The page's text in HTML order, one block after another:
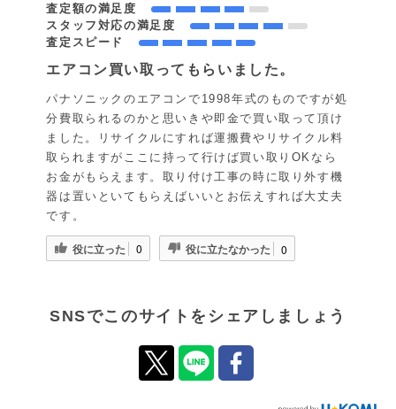
査定額の満足度
スタッフ対応の満足度
査定スピード
エアコン買い取ってもらいました。
パナソニックのエアコンで1998年式のものですが処
分費取られるのかと思いきや即金で買い取って頂け
ました。リサイクルにすれば運搬費やリサイクル料
取られますがここに持って行けば買い取りOKなら
お金がもらえます。取り付け工事の時に取り外す機
器は置いといてもらえばいいとお伝えすれば大丈夫
です。
役に立った 0 役に立たなかった 0
SNSでこのサイトをシェアしましょう